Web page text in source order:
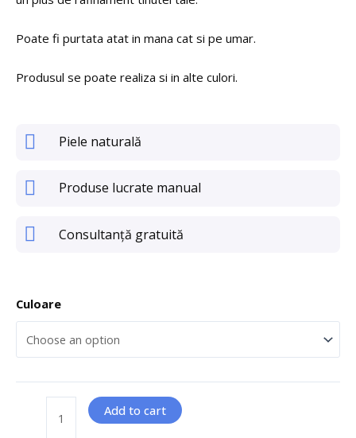
Poate fi purtata atat in mana cat si pe umar.
Produsul se poate realiza si in alte culori.
Piele naturală
Produse lucrate manual
Consultanță gratuită
Culoare
Add to cart